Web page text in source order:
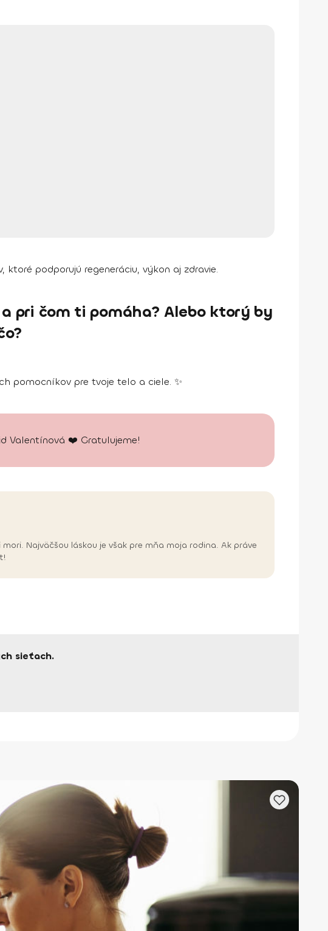
podporujú regeneráciu, výkon aj zdravie.
pri čom ti pomáha? Alebo ktorý by
pomocníkov pre tvoje telo a ciele. ✨
Valentínová ❤️ Gratulujeme!
Najväčšou láskou je však pre mňa moja rodina. Ak práve
sieťach.